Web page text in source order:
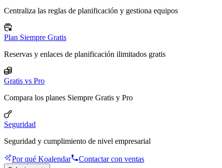
Centraliza las reglas de planificación y gestiona equipos
Plan Siempre Gratis
Reservas y enlaces de planificación ilimitados gratis
Gratis vs Pro
Compara los planes Siempre Gratis y Pro
Seguridad
Seguridad y cumplimiento de nivel empresarial
Por qué Koalendar Contactar con ventas